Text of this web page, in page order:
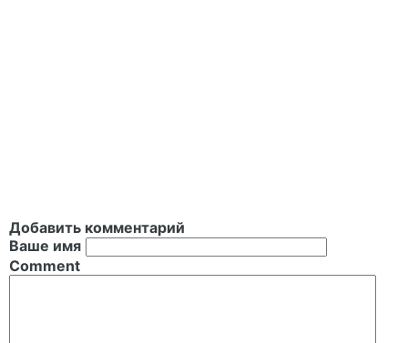
Добавить комментарий
Ваше имя
Comment